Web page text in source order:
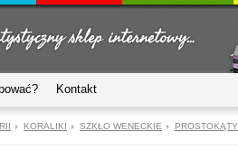
Kontakt
KORALIKI SZKŁO WENECKIE PROSTOKĄTY